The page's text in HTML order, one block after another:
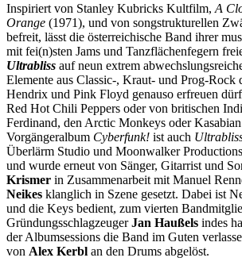
Inspiriert von Stanley Kubricks Kultfilm, A
Orange (1971), und von songstrukturellen
befreit, lässt die österreichische Band ihrer
mit fei(n)sten Jams und Tanzflächenfegern
Ultrabliss auf neun extrem
Elemente aus Classic-, Kraut- und Prog-Rock
Hendrix und Pink Floyd genauso erfreuen
Red Hot Chili Peppers oder von britischen
Ferdinand, den Arctic Monkeys oder
Vorgängeralbum Cyberfunk! ist auch
Überlärm Studio und Moonwalker
und wurde erneut von Sänger, Gitarrist und
Krismer in Zusammenarbeit mit Manuel
Neikes klanglich in Szene gesetzt. Dabei ist
und die Keys bedient, zum vierten
GründungsschlagzeugerJan Haußels indes
der Albumsessions die Band im Guten
von Alex Kerbl an den Drums abgelöst.